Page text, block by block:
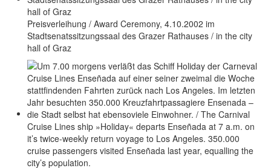
Preisverleihung / Award Ceremony, 4.10.2002 im
Stadtsenatssitzungssaal des Grazer Rathauses / in the city
hall of Graz